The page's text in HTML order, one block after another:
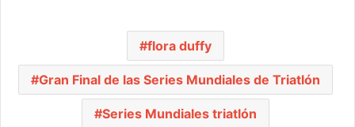
flora duffy
Gran Final de las Series Mundiales de Triatlón
Series Mundiales triatlón